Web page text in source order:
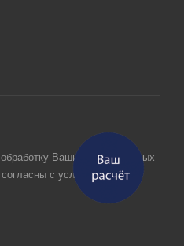
Ваших персональных
с условиями